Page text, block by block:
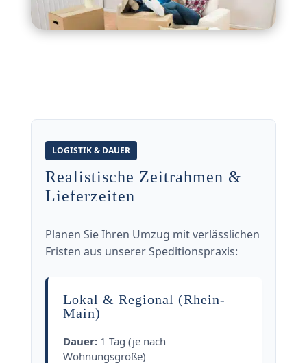
LOGISTIK & DAUER
Realistische Zeitrahmen &
Lieferzeiten
Planen Sie Ihren Umzug mit verlässlichen
Fristen aus unserer Speditionspraxis:
Lokal & Regional (Rhein-
Main)
Dauer:1 Tag (je nach
Wohnungsgröße)